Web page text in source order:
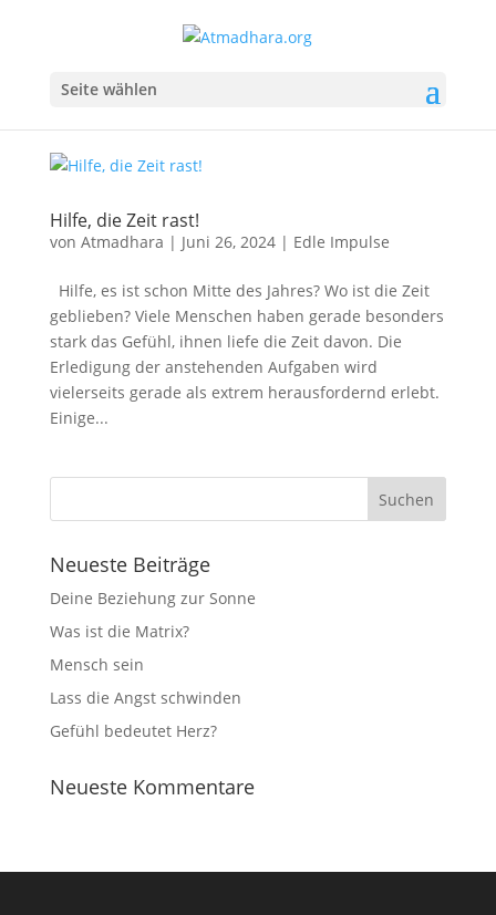
Seite wählen
Hilfe, die Zeit rast!
von Atmadhara | Juni 26, 2024| Edle Impulse
Hilfe, es ist schon Mitte des Jahres? Wo ist die Zeit
geblieben? Viele Menschen haben gerade besonders
stark das Gefühl, ihnen liefe die Zeit davon. Die
Erledigung der anstehenden Aufgaben wird
vielerseits gerade als extrem herausfordernd erlebt.
Einige...
Neueste Beiträge
Deine Beziehung zur Sonne
Was ist die Matrix?
Mensch sein
Lass die Angst schwinden
Gefühl bedeutet Herz?
Neueste Kommentare